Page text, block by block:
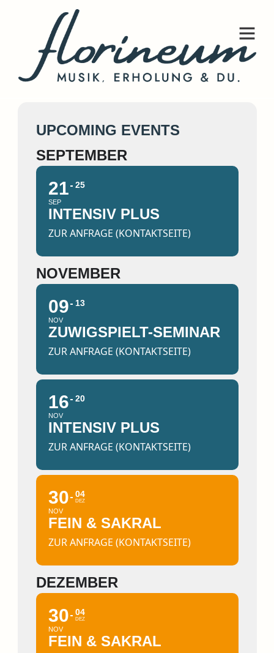
THEMENWOCHEN
UPCOMING EVENTS
SEPTEMBER
21
SEP
25
INTENSIV PLUS
ZUR ANFRAGE (KONTAKTSEITE)
NOVEMBER
09
NOV
13
ZUWIGSPIELT-SEMINAR
ZUR ANFRAGE (KONTAKTSEITE)
16
NOV
20
INTENSIV PLUS
ZUR ANFRAGE (KONTAKTSEITE)
30
NOV
04
DEZ
FEIN & SAKRAL
ZUR ANFRAGE (KONTAKTSEITE)
DEZEMBER
30
NOV
04
DEZ
FEIN & SAKRAL